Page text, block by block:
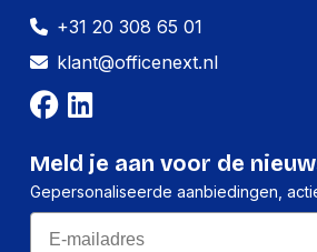
+31 20 308 65 01
klant@officenext.nl
Meld je aan voor de
Gepersonaliseerde aanbiedingen,
Email